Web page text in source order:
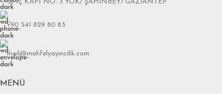
6J İÇ KAPI NO: 3 YOK/ ŞAHİNBEY/ GAZİANTEP
+90 541 829 80 83
mail@mahfelyayincilik.com
MENÜ